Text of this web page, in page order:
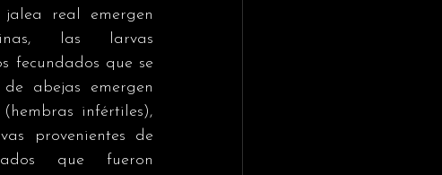
jalea real emergen
las larvas
fecundados que se
abejas emergen
infértiles),
provenientes de
que fueron